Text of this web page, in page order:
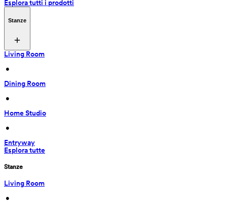
Esplora tutti i prodotti
Stanze
Living Room
•
Dining Room
•
Home Studio
•
Entryway
Esplora tutte
Stanze
Living Room
•